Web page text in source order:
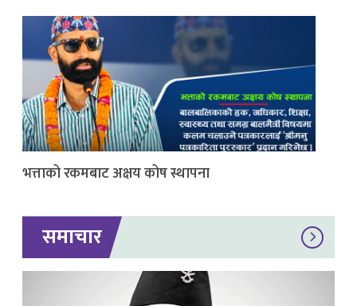
भत्ताको रकमबाट अक्षय कोष स्थापना
समाचार